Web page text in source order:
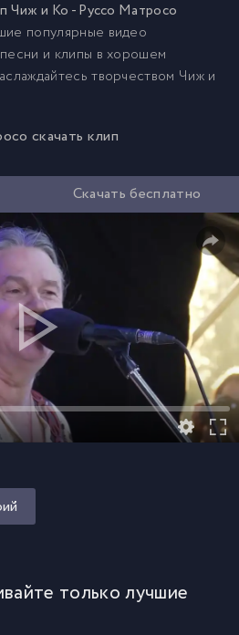
Чиж и Ко - Руссо Матросо
популярные видео
и клипы в хорошем
творчеством Чиж и
скачать клип
Скачать бесплатно
только лучшие